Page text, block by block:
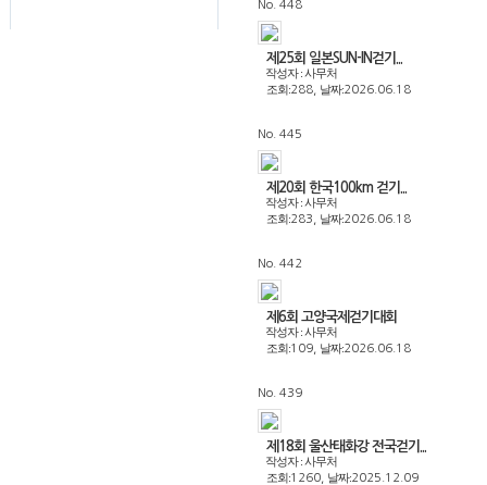
No. 448
제25회 일본SUN-IN걷기...
작성자 : 사무처
조회:288, 날짜:2026.06.18
No. 445
제20회 한국100km 걷기...
작성자 : 사무처
조회:283, 날짜:2026.06.18
No. 442
제6회 고양국제걷기대회
작성자 : 사무처
조회:109, 날짜:2026.06.18
No. 439
제18회 울산태화강 전국걷기...
작성자 : 사무처
조회:1260, 날짜:2025.12.09